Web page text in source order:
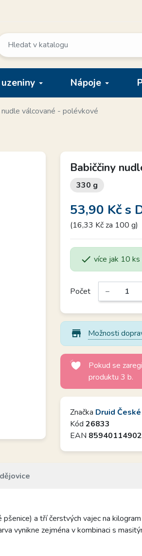
Nápoje
nudle válcované - polévkové
Babiččiny
330 g
53,90 Kčs
(16,33 Kč za 100 g)
 více jak 10 ks
Počet −
store_mall_directory Možnosti
Pokud se
produktu 3 b.
Značka Druid
Kód 26833
EAN
a tří čerstvých vajec na
vynikne zejména v kombinaci s